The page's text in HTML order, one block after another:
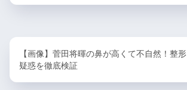
【画像】菅田将暉の鼻が高くて不自然！整形
疑惑を徹底検証